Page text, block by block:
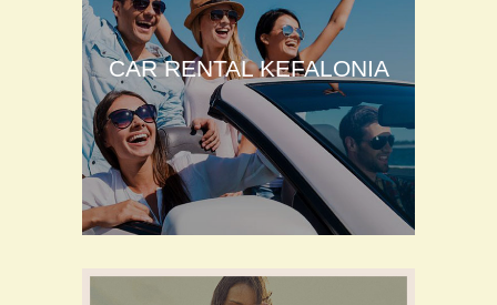
CAR RENTAL KEFALONIA